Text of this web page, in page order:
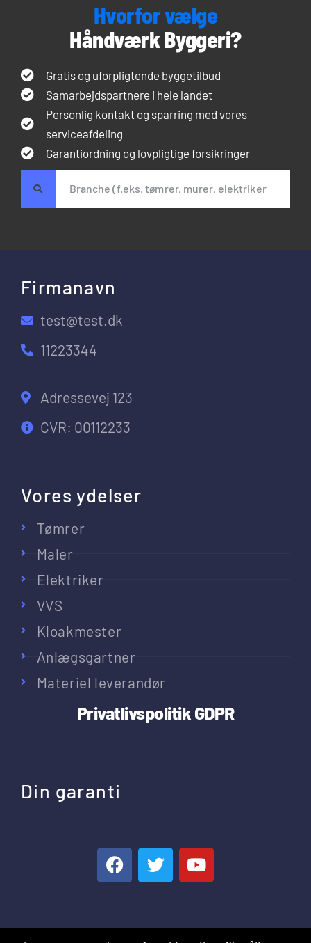
Hvorfor vælge
Håndværk Byggeri?
Gratis og uforpligtende byggetilbud
Samarbejdspartnere i hele landet
Personlig kontakt og sparring med vores
serviceafdeling
Garantiordning og lovpligtige forsikringer
Firmanavn
test@test.dk
11223344
Adressevej 123
CVR: 00112233
Vores ydelser
Tømrer
Maler
Elektriker
VVS
Kloakmester
Anlægsgartner
Materiel leverandør
Privatlivspolitik GDPR
Din garanti